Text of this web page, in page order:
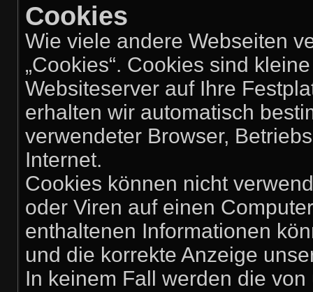
Cookies
Wie viele andere Webseiten
„Cookies“. Cookies sind
Websiteserver auf Ihre
erhalten wir automatisch
verwendeter Browser,
Internet.
Cookies können nicht
oder Viren auf einen
enthaltenen Informationen
und die korrekte Anzeige
In keinem Fall werden die